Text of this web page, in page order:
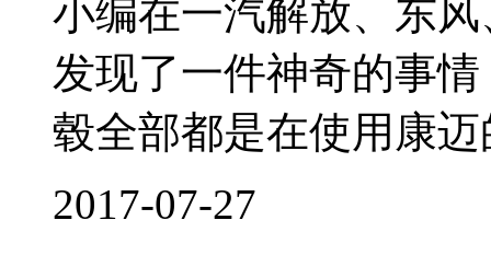
小编在一汽解放、东
发现了一件神奇的事
毂全部都是在使用康
2017-07-27